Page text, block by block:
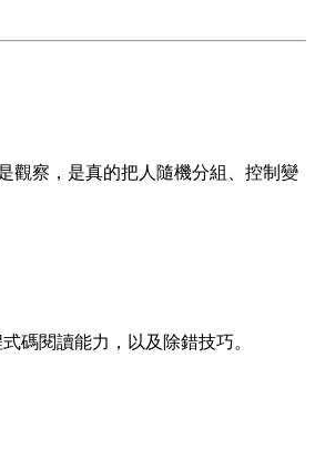
觀察，是真的把人隨機分組、控制變
碼閱讀能力，以及除錯技巧。